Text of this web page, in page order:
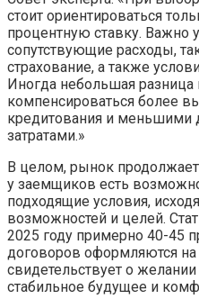
стоит ориентироваться
процентную ставку. Важно
сопутствующие расходы,
страхование, а также
Иногда небольшая
компенсироваться более
кредитования и меньшими
затратами.»
В целом, рынок
у заемщиков есть
подходящие условия,
возможностей и целей.
2025 году примерно 40-45
договоров оформляются на
свидетельствует о
стабильное будущее и